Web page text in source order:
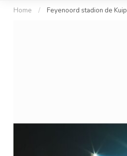
Home / Feyenoord stadion de Kuip